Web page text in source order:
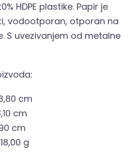
HDPE plastike. Papir je
vodootporan, otporan na
S uvezivanjem od metalne
cm
cm
cm
g